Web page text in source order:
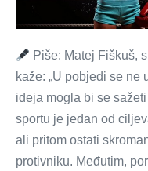
Piše: Matej Fiškuš,
kaže: „U pobjedi se ne
ideja mogla bi se
sportu je jedan od
ali pritom ostati
protivniku. Međutim,